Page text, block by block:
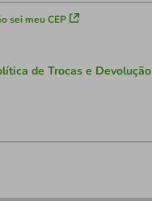
sei meu CEP
de Trocas e Devolução